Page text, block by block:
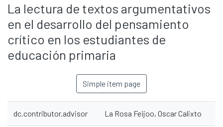
La lectura de textos argumentativos
en el desarrollo del pensamiento
crítico en los estudiantes de
educación primaria
Simple item page
dc.contributor.advisor La Rosa Feijoo, Oscar Calixto